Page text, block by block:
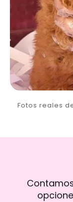
Fotos reales